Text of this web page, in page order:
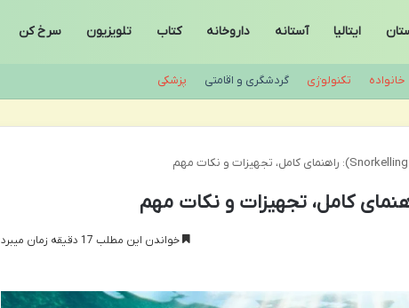
ایتالیا آستانه داروخانه کتاب تلویزیون سرخ کن
خانواده تکنولوژی گردشگری و اقامتی پزشکی
خواندن این مطلب 17 دقیقه زمان میبرد